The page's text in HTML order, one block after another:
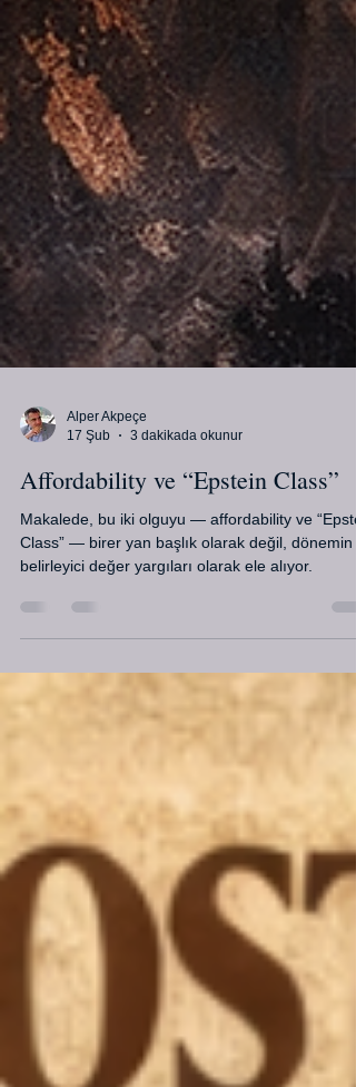
Alper Akpeçe
3 dakikada okunur
Affordability ve “Epstein Class”
Makalede, bu iki olguyu — affordability ve
Class” — birer yan başlık olarak değil, dönemin